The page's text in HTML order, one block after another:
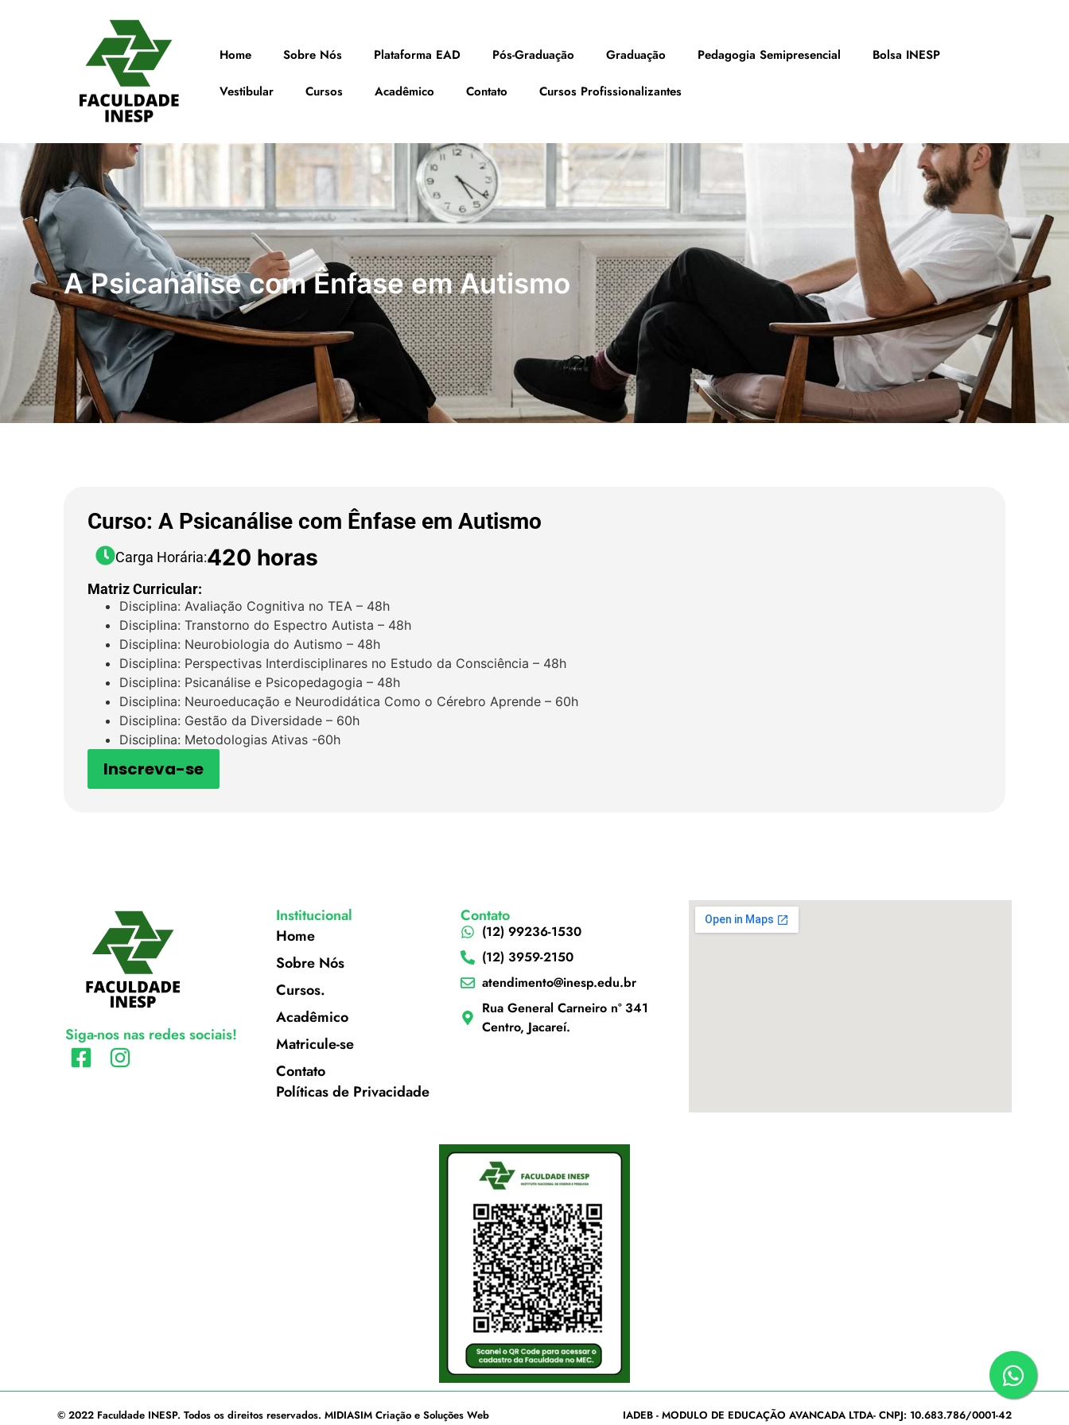
Home Sobre Nós Plataforma EAD Pós-Graduação Graduação Pedagogia Semipresencial Bolsa INESP
Vestibular Cursos Acadêmico Contato Cursos Profissionalizantes
A Psicanálise com Ênfase em Autismo
Curso: A Psicanálise com Ênfase em Autismo
Carga Horária:420 horas
Matriz Curricular:
Disciplina: Avaliação Cognitiva no TEA – 48h
Disciplina: Transtorno do Espectro Autista – 48h
Disciplina: Neurobiologia do Autismo – 48h
Disciplina: Perspectivas Interdisciplinares no Estudo da Consciência – 48h
Disciplina: Psicanálise e Psicopedagogia – 48h
Disciplina: Neuroeducação e Neurodidática Como o Cérebro Aprende – 60h
Disciplina: Gestão da Diversidade – 60h
Disciplina: Metodologias Ativas -60h
Inscreva-se
Siga-nos nas redes sociais!
Institucional
Home
Sobre Nós
Cursos.
Acadêmico
Matricule-se
Contato
Políticas de Privacidade
Contato
(12) 99236-1530
(12) 3959-2150
atendimento@inesp.edu.br
Rua General Carneiro nº 341
Centro, Jacareí.
© 2022 Faculdade INESP. Todos os direitos reservados. MIDIASIM Criação e Soluções Web IADEB - MODULO DE EDUCAÇÃO AVANCADA LTDA- CNPJ: 10.683.786/0001-42